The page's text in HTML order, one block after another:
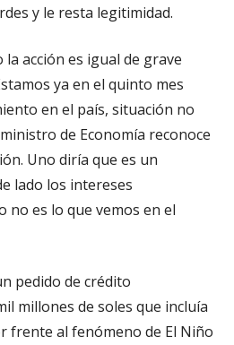
y le resta legitimidad.
acción es igual de grave
ya en el quinto mes
en el país, situación no
de Economía reconoce
Uno diría que es un
lado los intereses
es lo que vemos en el
pedido de crédito
millones de soles que incluía
frente al fenómeno de El Niño